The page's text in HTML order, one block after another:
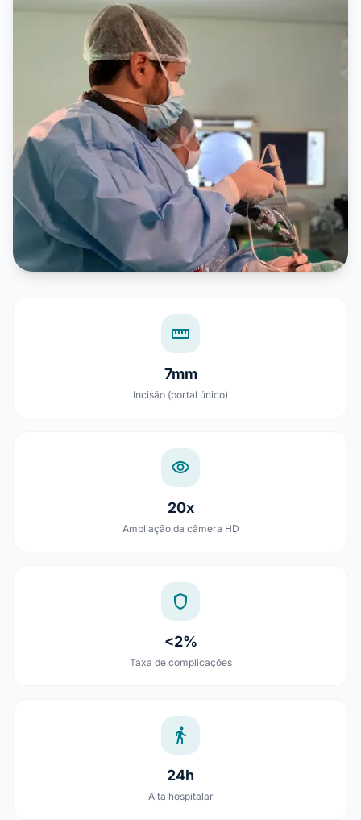
straighten
7mm
Incisão (portal único)
visibility
20x
Ampliação da câmera HD
shield
<2%
Taxa de complicações
directions_walk
24h
Alta hospitalar